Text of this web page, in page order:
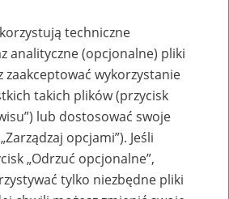
techniczne
analityczne (opcjonalne) pliki
zaakceptować wykorzystanie
takich plików (przycisk
lub dostosować swoje
opcjami”). Jeśli
„Odrzuć opcjonalne”,
tylko niezbędne pliki